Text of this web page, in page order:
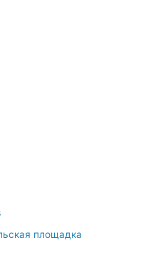
площадка